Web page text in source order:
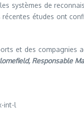
systèmes de
études ont
et des compagnies
Responsable
int-l